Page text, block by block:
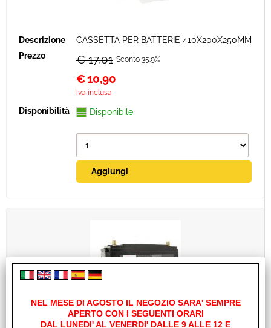
CASSETTA PER BATTERIE 410X200X250MM
€ 17,01 Sconto 35.9%
€10,90
Iva inclusa
Disponibile
BATTERIA AGM 80AH POWERLINE2
NEL MESE DI AGOSTO IL NEGOZIO SARA' SEMPRE
APERTO CON I SEGUENTI ORARI
DAL LUNEDI' AL VENERDI' DALLE 9 ALLE 12 E